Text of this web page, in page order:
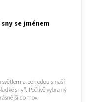
se jménem
a pohodou s naší
sny". Pečlivě vybraný
domov.